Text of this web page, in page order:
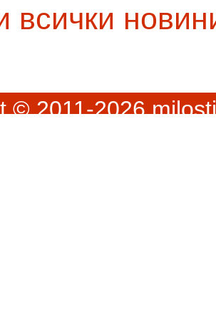
всички
© 2011-2026